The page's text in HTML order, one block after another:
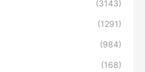
(3143)
(1291)
(984)
(168)